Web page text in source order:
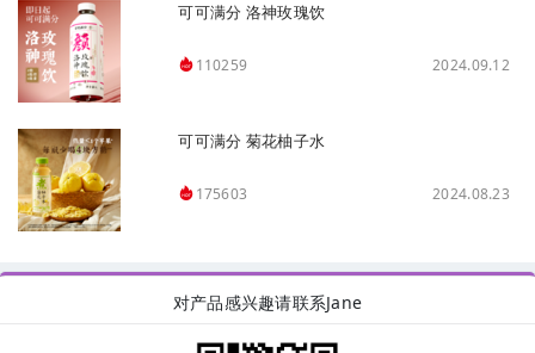
可可满分 洛神玫瑰饮
110259 2024.09.12
可可满分 菊花柚子水
175603 2024.08.23
对产品感兴趣请联系Jane